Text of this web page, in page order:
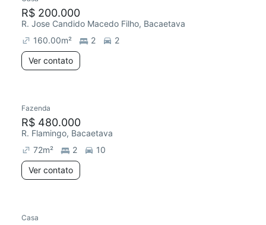
R$ 200.000
R. Jose Candido Macedo Filho, Bacaetava
160.00m² 2
2
Ver contato
Fazenda
R$ 480.000
R. Flamingo, Bacaetava
72m² 2
10
Ver contato
Casa